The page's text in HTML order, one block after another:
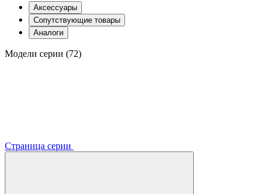
Аксессуары
Сопутствующие товары
Аналоги
Модели серии (72)
Страница серии